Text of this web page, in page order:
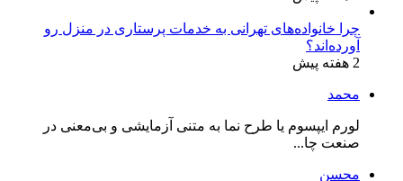
چرا خانواده‌های تهرانی به خدمات پرستاری در منزل رو
آورده‌اند؟
2 هفته پیش
محمد
لورم ایپسوم یا طرح‌ نما به متنی آزمایشی و بی‌معنی در
صنعت چا...
محسن